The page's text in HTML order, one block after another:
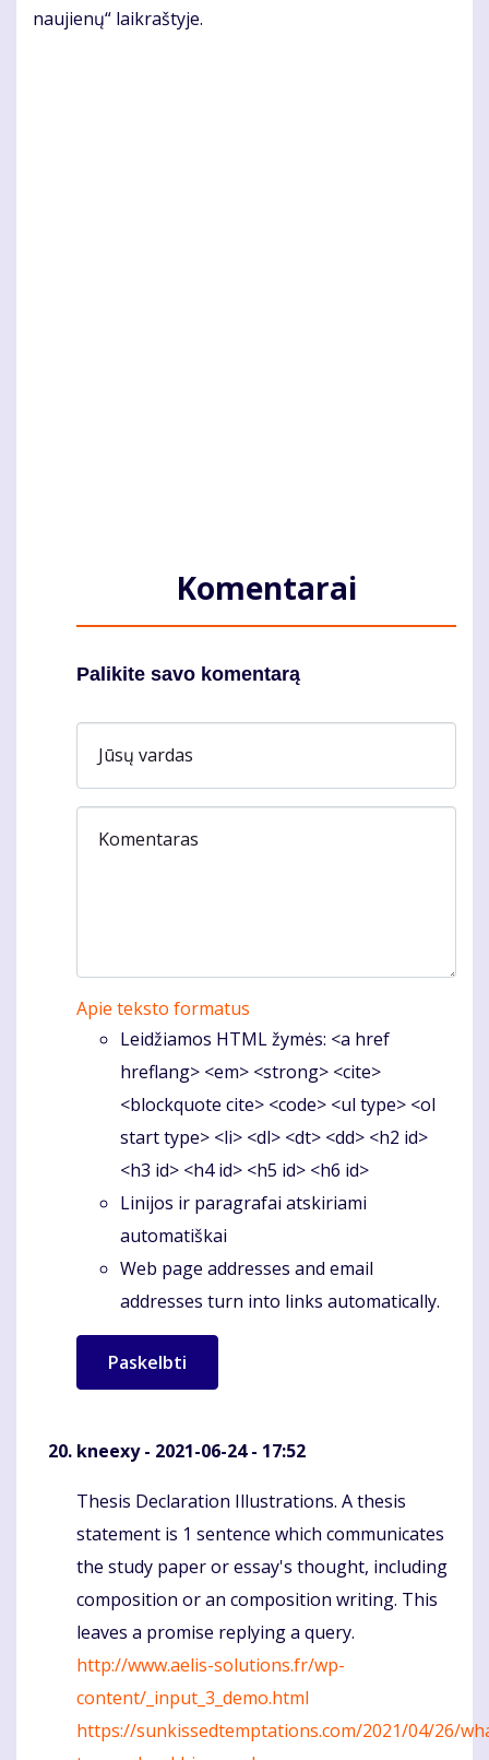
naujienų“ laikraštyje.
Komentarai
Palikite savo komentarą
Jūsų vardas
Komentaras
Apie teksto formatus
Leidžiamos HTML žymės: <a href
hreflang> <em> <strong> <cite>
<blockquote cite> <code> <ul type> <ol
start type> <li> <dl> <dt> <dd> <h2 id>
<h3 id> <h4 id> <h5 id> <h6 id>
Linijos ir paragrafai atskiriami
automatiškai
Web page addresses and email
addresses turn into links automatically.
kneexy- 2021-06-24 - 17:52
Komentaras
Thesis Declaration Illustrations. A thesis
statement is 1 sentence which communicates
the study paper or essay's thought, including
composition or an composition writing. This
leaves a promise replying a query.
http://www.aelis-solutions.fr/wp-
content/_input_3_demo.html
https://sunkissedtemptations.com/2021/04/26/